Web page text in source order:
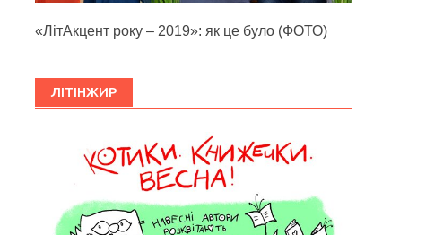
«ЛітАкцент року – 2019»: як це було (ФОТО)
ЛІТІНЖИР